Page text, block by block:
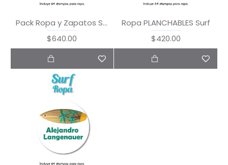
Pack Ropa y Zapatos Surf
$640.00
Ropa PLANCHABLES Surf
$420.00